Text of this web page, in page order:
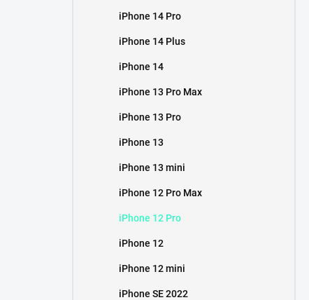
iPhone 14 Pro
iPhone 14 Plus
iPhone 14
iPhone 13 Pro Max
iPhone 13 Pro
iPhone 13
iPhone 13 mini
iPhone 12 Pro Max
iPhone 12 Pro
iPhone 12
iPhone 12 mini
iPhone SE 2022